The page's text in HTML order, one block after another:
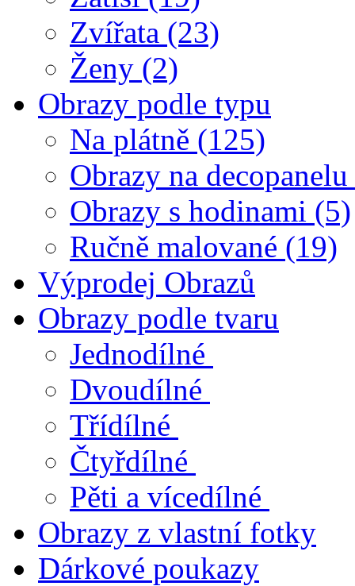
Zvířata (23)
Ženy (2)
Obrazy podle typu
Na plátně (125)
Obrazy na decopanelu
Obrazy s hodinami (5)
Ručně malované (19)
Výprodej Obrazů
Obrazy podle tvaru
Jednodílné
Dvoudílné
Třídílné
Čtyřdílné
Pěti a vícedílné
Obrazy z vlastní fotky
Dárkové poukazy